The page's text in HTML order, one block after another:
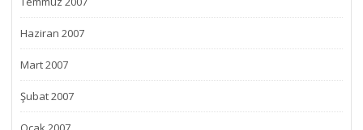
Haziran 2007
Mart 2007
Şubat 2007